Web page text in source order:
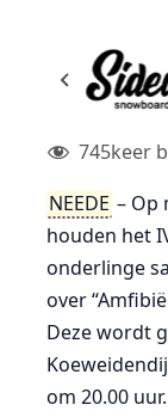
745keer
NEEDE – Op
houden het
onderlinge
over
Deze wordt
om 20.00 uur.